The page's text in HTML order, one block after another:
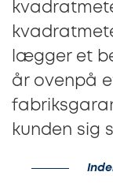
lægger et
år ovenpå
kunden sig